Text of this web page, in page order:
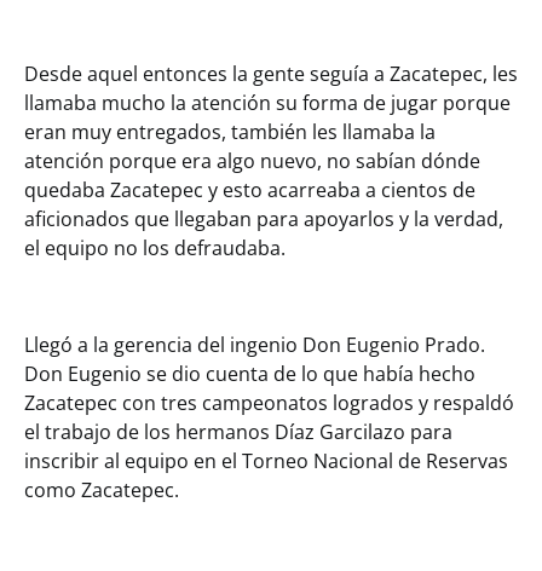
Desde aquel entonces la gente seguía a Zacatepec, les
llamaba mucho la atención su forma de jugar porque
eran muy entregados, también les llamaba la
atención porque era algo nuevo, no sabían dónde
quedaba Zacatepec y esto acarreaba a cientos de
aficionados que llegaban para apoyarlos y la verdad,
el equipo no los defraudaba.
Llegó a la gerencia del ingenio Don Eugenio Prado.
Don Eugenio se dio cuenta de lo que había hecho
Zacatepec con tres campeonatos logrados y respaldó
el trabajo de los hermanos Díaz Garcilazo para
inscribir al equipo en el Torneo Nacional de Reservas
como Zacatepec.